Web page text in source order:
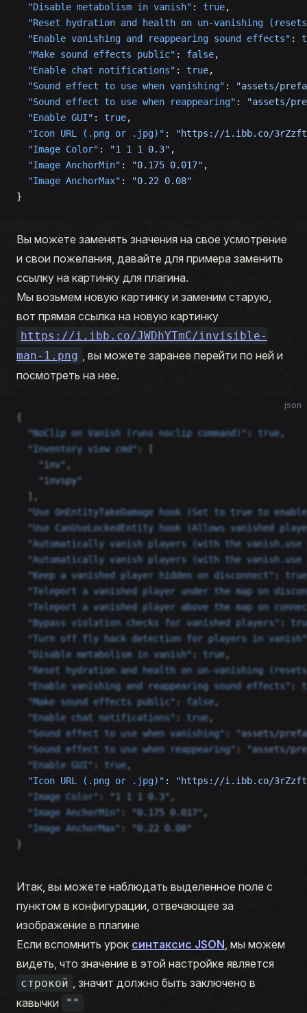
  "Disable metabolism in vanish"
: true,
"Reset hydration and health on un-vanishing
  "Enable vanishing and reappearing sound effects"
:
  "Make sound effects public"
: false,
  "Enable chat notifications"
: true,
  "Sound effect to use when vanishing"
:
"assets/
  "Sound effect to use when reappearing"
:
"assets/
  "Enable GUI"
: true,
  "Icon URL (.png or .jpg)"
:
"https://i.ibb.co/3rZzftx/
  "Image Color"
: "1 1 1 0.3" ,
  "Image AnchorMin"
: "0.175 0.017" ,
  "Image AnchorMax"
:
"0.22 0.08"
}
Вы можете заменять значения на свое усмотрение
и свои пожелания, давайте для примера заменить
ссылку на картинку для плагина.
Мы возьмем новую картинку и заменим старую,
вот прямая ссылка на новую картинку
https://i.ibb.co/JWDhYTmC/invisible-
man-1.png , вы можете заранее перейти по ней и
посмотреть на нее.
json
{
  "NoClip on Vanish (runs noclip command)"
: true,
  "Inventory view cmd"
: [
    "inv"
,
    "invspy"
  ],
"Use OnEntityTakeDamage hook (Set to true to
"Use CanUseLockedEntity hook (Allows vanished
"Automatically vanish players (with the vanish.use
"Automatically vanish players (with the vanish.use
  "Keep a vanished player hidden on disconnect"
: true
"Teleport a vanished player under the map on
"Teleport a vanished player above the map on
  "Bypass violation checks for vanished players"
:
  "Turn off fly hack detection for players in vanish"
  "Disable metabolism in vanish"
: true,
"Reset hydration and health on un-vanishing
  "Enable vanishing and reappearing sound effects"
:
  "Make sound effects public"
: false,
  "Enable chat notifications"
: true,
  "Sound effect to use when vanishing"
: "assets/
  "Sound effect to use when reappearing"
: "assets/
  "Enable GUI"
: true,
  "Icon URL (.png or .jpg)"
:
"https://i.ibb.co/3rZzftx/
  "Image Color"
: "1 1 1 0.3" ,
  "Image AnchorMin"
: "0.175 0.017" ,
  "Image AnchorMax"
: "0.22 0.08"
}
Итак, вы можете наблюдать выделенное поле с
пунктом в конфигурации, отвечающее за
изображение в плагине
Если вспомнить урок синтаксис JSON, мы можем
видеть, что значение в этой настройке является
строкой , значит должно быть заключено в
кавычки
""